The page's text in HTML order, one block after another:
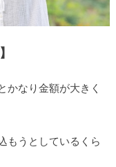
かなり金額が大きく
もうとしているくら